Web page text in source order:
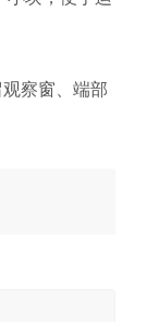
察窗、端部